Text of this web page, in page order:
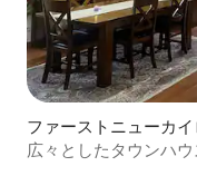
ファーストニューカ
広々としたタウンハ